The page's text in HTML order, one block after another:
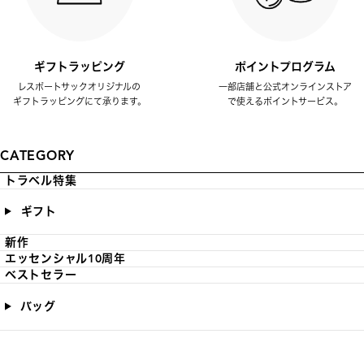
ギフトラッピング
レスポートサックオリジナルの
ギフトラッピングにて承ります。
ポイントプログラム
一部店舗と公式オンラインストア
で使えるポイントサービス。
CATEGORY
トラベル特集
ギフト
新作
エッセンシャル10周年
ベストセラー
バッグ